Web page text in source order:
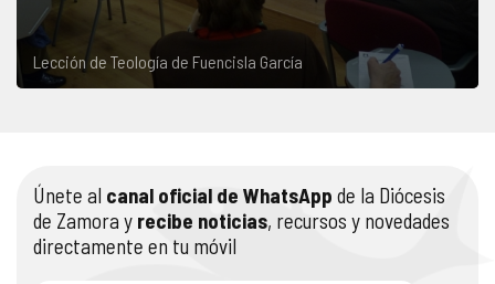
Lección de Teología de Fuencisla García
Únete al canal oficial de WhatsApp de la Diócesis
de Zamora y recibe noticias, recursos y novedades
directamente en tu móvil